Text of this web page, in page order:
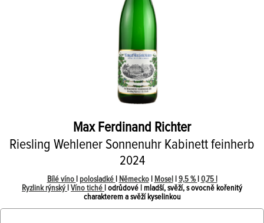
Max Ferdinand Richter
Riesling Wehlener Sonnenuhr Kabinett feinherb
2024
Bílé víno polosladké Německo| Mosel 9,5 % 0,75 l
Ryzlink rýnský Víno tiché
| odrůdové | mladší, svěží, s ovocně kořenitý
charakterem a svěží kyselinkou